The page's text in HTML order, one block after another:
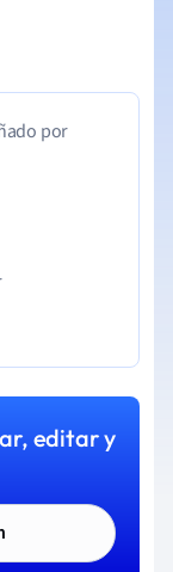
por
editar y